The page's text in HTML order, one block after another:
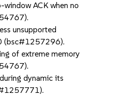
window ACK when no
unsupported
(bsc#1257296).
of extreme memory
dynamic its